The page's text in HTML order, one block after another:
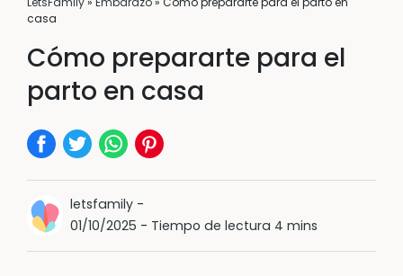
casa
Cómo prepararte para el
parto en casa
letsfamily -
01/10/2025 - Tiempo de lectura 4 mins